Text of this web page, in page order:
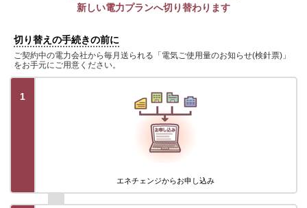
新しい電力プランへ切り替わります
切り替えの手続きの前に
ご契約中の電力会社から毎月送られる「電気ご使用量のお知らせ(検針票)」
をお手元にご用意ください。
1
エネチェンジからお申し込み